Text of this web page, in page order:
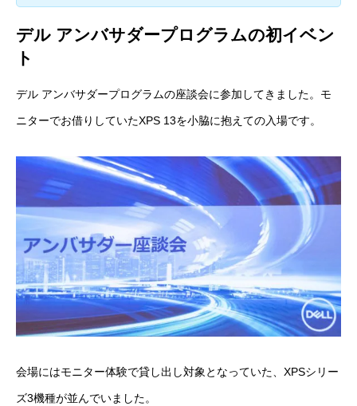
デル アンバサダープログラムの初イベン
ト
デル アンバサダープログラムの座談会に参加してきました。モ
ニターでお借りしていたXPS 13を小脇に抱えての入場です。
会場にはモニター体験で貸し出し対象となっていた、XPSシリー
ズ3機種が並んでいました。